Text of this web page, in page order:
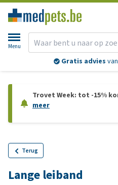
Menu
Gratis advies
Trovet Week: tot -15%
meer
Terug
Lange leiband